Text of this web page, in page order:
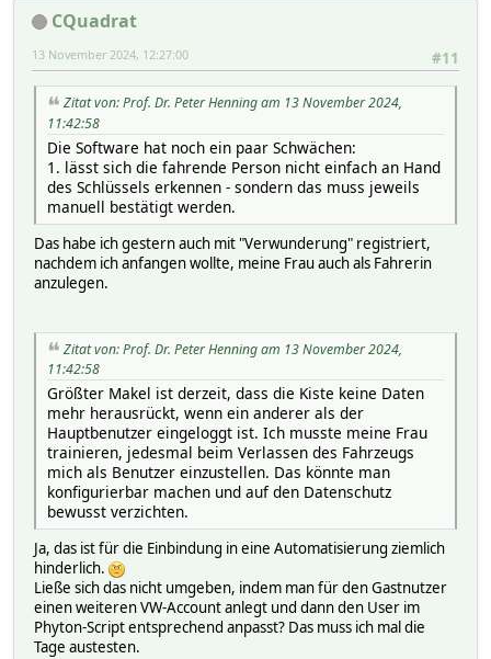
CQuadrat
#11
13 November 2024, 12:27:00
Zitat von: Prof. Dr. Peter Henning am 13 November 2024,
11:42:58
Die Software hat noch ein paar Schwächen:
1. lässt sich die fahrende Person nicht einfach an Hand
des Schlüssels erkennen - sondern das muss jeweils
manuell bestätigt werden.
Das habe ich gestern auch mit "Verwunderung" registriert,
nachdem ich anfangen wollte, meine Frau auch als Fahrerin
anzulegen.
Zitat von: Prof. Dr. Peter Henning am 13 November 2024,
11:42:58
Größter Makel ist derzeit, dass die Kiste keine Daten
mehr herausrückt, wenn ein anderer als der
Hauptbenutzer eingeloggt ist. Ich musste meine Frau
trainieren, jedesmal beim Verlassen des Fahrzeugs
mich als Benutzer einzustellen. Das könnte man
konfigurierbar machen und auf den Datenschutz
bewusst verzichten.
Ja, das ist für die Einbindung in eine Automatisierung ziemlich
hinderlich.
Ließe sich das nicht umgeben, indem man für den Gastnutzer
einen weiteren VW-Account anlegt und dann den User im
Phyton-Script entsprechend anpasst? Das muss ich mal die
Tage austesten.